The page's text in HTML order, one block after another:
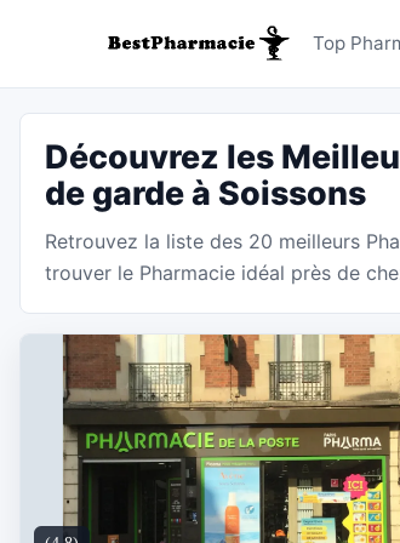
Top
Découvrez les
de garde à Soissons
Retrouvez la liste des 20 meilleurs
trouver le Pharmacie idéal près de